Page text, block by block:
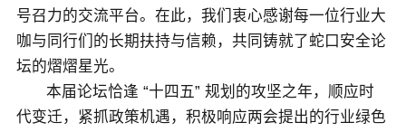
号召力的交流平台。在此，我们衷心感谢每一位行业大
咖与同行们的长期扶持与信赖，共同铸就了蛇口安全论
坛的熠熠星光。
本届论坛恰逢 “十四五” 规划的攻坚之年，顺应时
代变迁，紧抓政策机遇，积极响应两会提出的行业绿色